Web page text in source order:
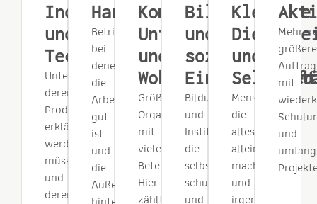
Industrie
und
Technik
Unternehmen,
deren
Produkte
erklärt
werden
müssen
und
deren
Handwerk
Betriebe,
bei
denen
die
Arbeit
gut
ist
und
die
Außenwirkung
Kommunale
Unternehmen
und
Wohnungswirtschaft
Größere
Organisationen
mit
vielen
Beteiligten.
Hier
zählt,
Bildung
und
soziale
Einrichtungen
Bildungsträger
und
Institutionen,
die
selbst
schulen
und
Kleinere
und
Menschen,
die
alles
allein
machen
und
irgendwann
größere
mit
und